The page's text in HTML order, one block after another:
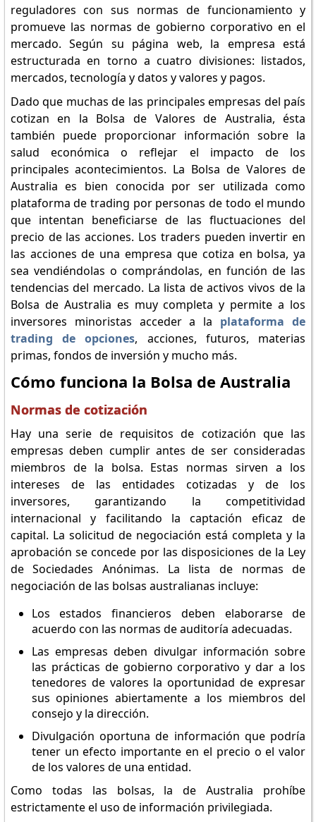
reguladores con sus normas de funcionamiento y
promueve las normas de gobierno corporativo en el
mercado. Según su página web, la empresa está
estructurada en torno a cuatro divisiones: listados,
mercados, tecnología y datos y valores y pagos.
Dado que muchas de las principales empresas del país
cotizan en la Bolsa de Valores de Australia, ésta
también puede proporcionar información sobre la
salud económica o reflejar el impacto de los
principales acontecimientos. La Bolsa de Valores de
Australia es bien conocida por ser utilizada como
plataforma de trading por personas de todo el mundo
que intentan beneficiarse de las fluctuaciones del
precio de las acciones. Los traders pueden invertir en
las acciones de una empresa que cotiza en bolsa, ya
sea vendiéndolas o comprándolas, en función de las
tendencias del mercado. La lista de activos vivos de la
Bolsa de Australia es muy completa y permite a los
inversores minoristas acceder a la plataforma de
trading de opciones, acciones, futuros, materias
primas, fondos de inversión y mucho más.
Cómo funciona la Bolsa de Australia
Normas de cotización
Hay una serie de requisitos de cotización que las
empresas deben cumplir antes de ser consideradas
miembros de la bolsa. Estas normas sirven a los
intereses de las entidades cotizadas y de los
inversores, garantizando la competitividad
internacional y facilitando la captación eficaz de
capital. La solicitud de negociación está completa y la
aprobación se concede por las disposiciones de la Ley
de Sociedades Anónimas. La lista de normas de
negociación de las bolsas australianas incluye:
Los estados financieros deben elaborarse de
acuerdo con las normas de auditoría adecuadas.
Las empresas deben divulgar información sobre
las prácticas de gobierno corporativo y dar a los
tenedores de valores la oportunidad de expresar
sus opiniones abiertamente a los miembros del
consejo y la dirección.
Divulgación oportuna de información que podría
tener un efecto importante en el precio o el valor
de los valores de una entidad.
Como todas las bolsas, la de Australia prohíbe
estrictamente el uso de información privilegiada.